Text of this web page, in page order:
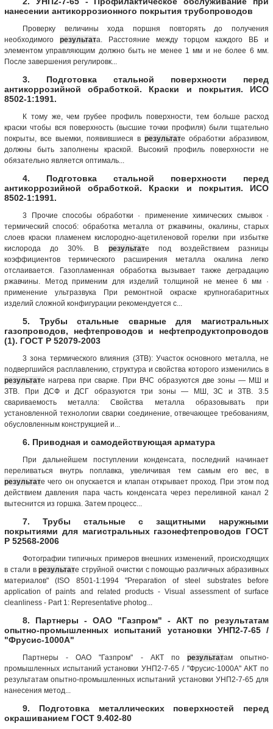
нанесении антикоррозионного покрытия трубопроводов
Проверку величины хода поршня повторять до получения
необходимого результата. Расстояние между торцом каждого ВБ и
элементом управляющим должно быть не менее 1 мм и не более 6 мм.
После завершения регулировк...
3. Подготовка стальной поверхности перед
антикоррозийной обработкой. Краски и покрытия. ИСО
8502-1:1991.
К тому же, чем грубее профиль поверхности, тем больше расход
краски чтобы вся поверхность (высшие точки профиля) были тщательно
покрыты, все выемки, появившиеся в результате обработки абразивом,
должны быть заполнены краской. Высокий профиль поверхности не
обязательно является оптималь...
4. Подготовка стальной поверхности перед
антикоррозийной обработкой. Краски и покрытия. ИСО
8502-1:1991.
3 Прочие способы обработки · применение химических смывок ·
термический способ: обработка металла от ржавчины, окалины, старых
слоев краски пламенем кислородно-ацетиленовой горелки при избытке
кислорода до 30%. В результате под воздействием разницы
коэффициентов термического расширения металла окалина легко
отслаивается. Газопламенная обработка вызывает также деградацию
ржавчины. Метод применим для изделий толщиной не менее 6 мм ·
применение ультразвука При ремонтной окраске крупногабаритных
изделий сложной конфигурации рекомендуется с...
5. Трубы стальные сварные для магистральных
газопроводов, нефтепроводов и нефтепродуктопроводов
(1). ГОСТ Р 52079-2003
3 зона термического влияния (ЗТВ): Участок основного металла, не
подвергшийся расплавлению, структура и свойства которого изменились в
результате нагрева при сварке. При ВЧС образуются две зоны — МШ и
ЗТВ. При ДСФ и ДСГ образуются три зоны — МШ, ЗС и ЗТВ. 3.5
свариваемость металла: Свойства металла образовывать при
установленной технологии сварки соединение, отвечающее требованиям,
обусловленным конструкцией и...
6. Приводная и самодействующая арматура
При дальнейшем поступлении конденсата, последний начинает
переливаться внутрь поплавка, увеличивая тем самым его вес, в
результате чего он опускается и клапан открывает проход. При этом под
действием давления пара часть конденсата через переливной канал 2
вытеснится из горшка. Затем процесс...
7. Трубы стальные с защитными наружными
покрытиями для магистральных газонефтепроводов ГОСТ
Р 52568-2006
Фотографии типичных примеров внешних изменений, происходящих
в стали врезультате струйной очистки с помощью различных абразивных
материалов" (ISO 8501-1:1994 "Preparation of steel substrates before
application of paints and related products - Visual assessment of surface
cleanliness - Part 1: Representative photog...
8. Партнеры - ОАО "Газпром" - АКТ по результатам
опытно-промышленных испытаний установки УНП2-7-65 /
"Фрусис-1000А"
Партнеры - ОАО "Газпром" - АКТ по результатам опытно-
промышленных испытаний установки УНП2-7-65 / "Фрусис-1000А" АКТ по
результатам опытно-промышленных испытаний установки УНП2-7-65 для
нанесения метод...
9. Подготовка металлических поверхностей перед
окрашиванием ГОСТ 9.402-80